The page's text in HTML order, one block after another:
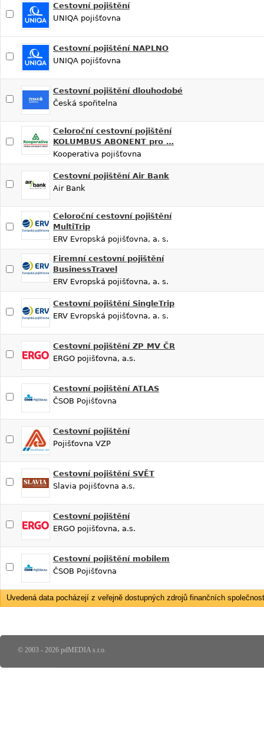
Cestovní pojištění
UNIQA pojišťovna
Cestovní pojištění NAPLNO
UNIQA pojišťovna
Cestovní pojištění dlouhodobé
Česká spořitelna
Celoroční cestovní pojištění
KOLUMBUS ABONENT pro …
Kooperativa pojišťovna
Cestovní pojištění Air Bank
Air Bank
Celoroční cestovní pojištění
MultiTrip
ERV Evropská pojišťovna, a. s.
Firemní cestovní pojištění
BusinessTravel
ERV Evropská pojišťovna, a. s.
Cestovní pojištění SingleTrip
ERV Evropská pojišťovna, a. s.
Cestovní pojištění ZP MV ČR
ERGO pojišťovna, a.s.
Cestovní pojištění ATLAS
ČSOB Pojišťovna
Cestovní pojištění
Pojišťovna VZP
Cestovní pojištění SVĚT
Slavia pojišťovna a.s.
Cestovní pojištění
ERGO pojišťovna, a.s.
Cestovní pojištění mobilem
ČSOB Pojišťovna
Uvedená data pocházejí z veřejně dostupných zdrojů finančních
© 2003 - 2026 pdMEDIA s.r.o.